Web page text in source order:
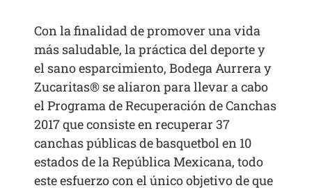
Con la finalidad de promover una vida
más saludable, la práctica del deporte y
el sano esparcimiento, Bodega Aurrera y
Zucaritas® se aliaron para llevar a cabo
el Programa de Recuperación de Canchas
2017 que consiste en recuperar 37
canchas públicas de basquetbol en 10
estados de la República Mexicana, todo
este esfuerzo con el único objetivo de que